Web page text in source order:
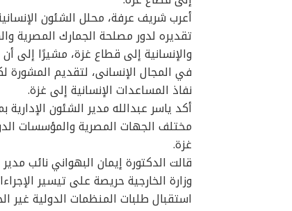
تقديره لدور مصلحة الجمارك المصرية
والإنسانية إلى قطاع غزة، مشيرًا إلى
في المجال الإنسانى، لتقديم المشورة
نفاذ المساعدات الإنسانية إلى غزة.
أكد ياسر عبدالله مدير الشئون
مختلف الجهات المصرية والمؤسسات
غزة.
قالت الدكتورة إيمان البهواني نائب
وزارة الخارجية حريصة على تيسير
استقبال طلبات المنظمات الدولية